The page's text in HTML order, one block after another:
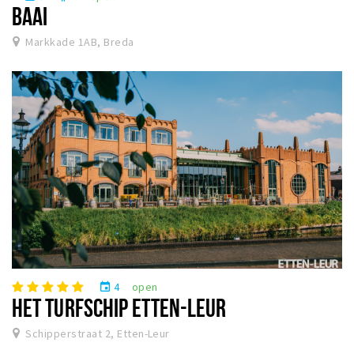
BAAI
Markkade 1AB, Breda
event 4 open
HET TURFSCHIP ETTEN-LEUR
Schipperstraat 2, Etten-Leur